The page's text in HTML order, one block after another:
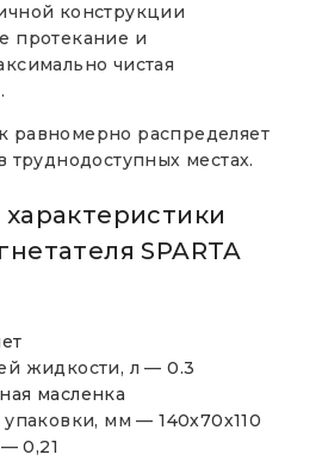
конструкции
протекание и
чистая
равномерно распределяет
труднодоступных местах.
SPARTA
жидкости, л —0.3
масленка
упаковки, мм —140х70х110
—0,21